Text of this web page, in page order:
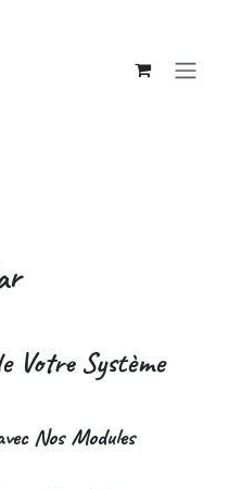
Votre Système
Nos Modules